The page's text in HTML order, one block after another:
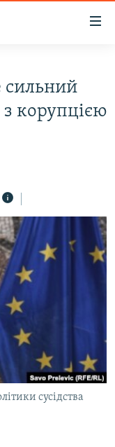
сильний
корупцією
сусідства